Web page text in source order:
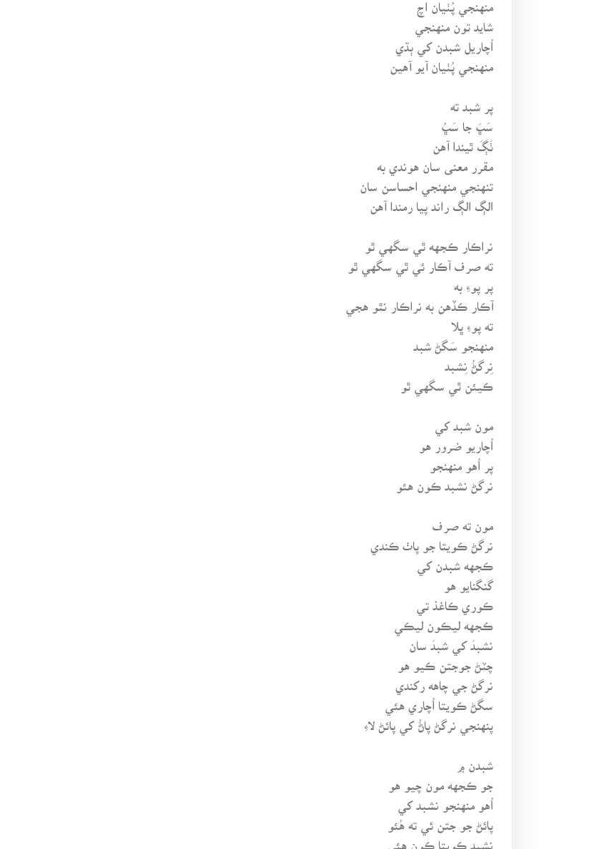
شايد تون منهنجي
اُچاريل شبدن کي ٻڌي
منهنجي پُٺيان آيو آهين
سَڀَ جا سَڀُ
ٺَڳَ ٿيندا آهن
مقرر معنى سان هوندي به
تنهنجي منهنجي احساسن سان
الڳ الڳ راند پيا رمندا آهن
نراڪار ڪجهه ٿي سگهي ٿو
ته صرف آڪار ئي ٿي سگهي ٿو
آڪار ڪڏهن به نراڪار نٿو هجي
ته پوءِ ڀلا
منهنجو سَگڻ شبد
نِرگڻُ نِشبد
ڪيئن ٿي سگهي ٿو
مون شبد کي
اُچاريو ضرور هو
پر اُهو منهنجو
نرگڻ نشبد ڪون هئو
نرگڻ ڪويتا جو پاٺ ڪندي
ڪجهه شبدن کي
گنگنايو هو
ڪوري ڪاغذ تي
ڪجهه ليڪون ليڪي
نشبدَ کي شبدَ سان
نرگڻ جي چاهه رکندي
سگڻ ڪويتا اُچاري هئي
پنهنجي نرگڻ پاڻُ کي پائڻ لاءِ
اُهو منهنجو نشبد کي
پائڻ جو جتن ئي ته هُئو
نشبد ڪويتا ڪون هئي